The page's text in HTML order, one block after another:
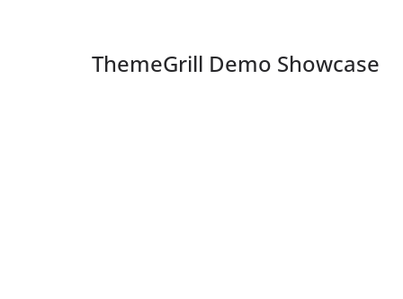
ThemeGrill Demo Showcase